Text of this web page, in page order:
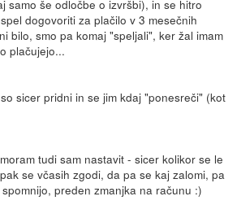
samo še odločbe o izvršbi), in se hitro
dogovoriti za plačilo v 3 mesečnih
bilo, smo pa komaj "speljali", ker žal imam
plačujejo...
sicer pridni in se jim kdaj "ponesreči" (kot
tudi sam nastavit - sicer kolikor se le
se včasih zgodi, da pa se kaj zalomi, pa
preden zmanjka na računu :)